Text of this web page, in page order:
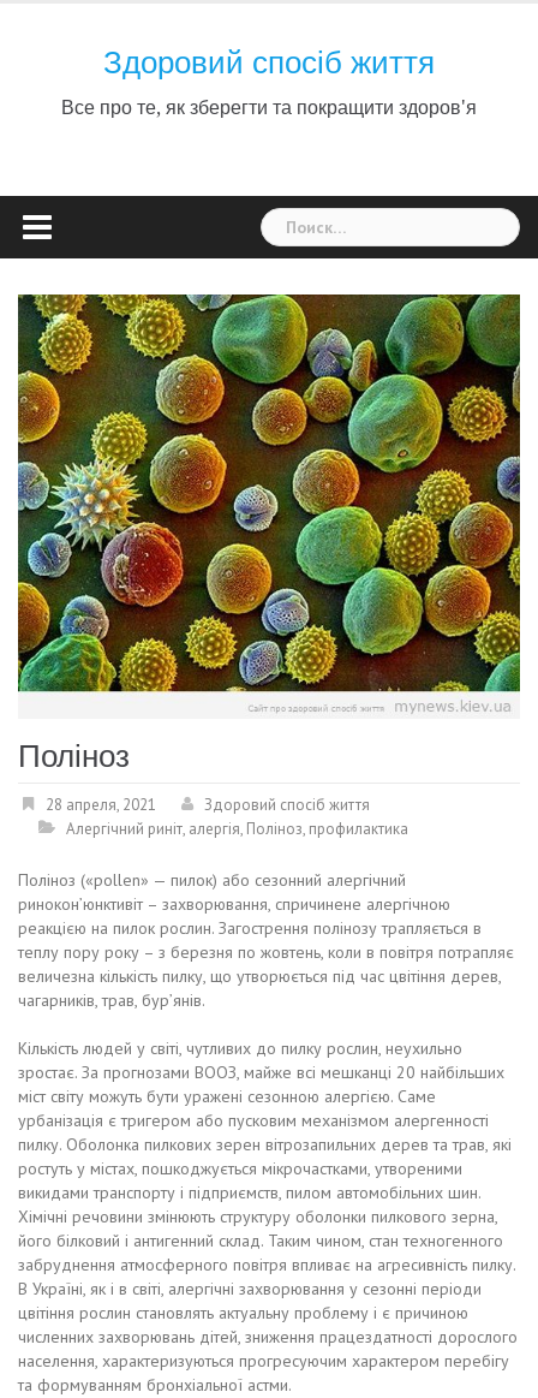
Здоровий спосіб життя
Все про те, як зберегти та покращити здоров'я
Найти:
Поліноз
28 апреля, 2021
Здоровий спосіб життя
Алергічний риніт, алергія, Поліноз, профилактика
Поліноз («pollen» — пилок) або сезонний алергічний
ринокон’юнктивіт – захворювання, спричинене алергічною
реакцією на пилок рослин. Загострення полінозу трапляється в
теплу пору року – з березня по жовтень, коли в повітря потрапляє
величезна кількість пилку, що утворюється під час цвітіння дерев,
чагарників, трав, бур’янів.
Кількість людей у світі, чутливих до пилку рослин, неухильно
зростає. За прогнозами ВООЗ, майже всі мешканці 20 найбільших
міст світу можуть бути уражені сезонною алергією. Саме
урбанізація є тригером або пусковим механізмом алергенності
пилку. Оболонка пилкових зерен вітрозапильних дерев та трав, які
ростуть у містах, пошкоджується мікрочастками, утвореними
викидами транспорту і підприємств, пилом автомобільних шин.
Хімічні речовини змінюють структуру оболонки пилкового зерна,
його білковий і антигенний склад. Таким чином, стан техногенного
забруднення атмосферного повітря впливає на агресивність пилку.
В Україні, як і в світі, алергічні захворювання у сезонні періоди
цвітіння рослин становлять актуальну проблему і є причиною
численних захворювань дітей, зниження працездатності дорослого
населення, характеризуються прогресуючим характером перебігу
та формуванням бронхіальної астми.